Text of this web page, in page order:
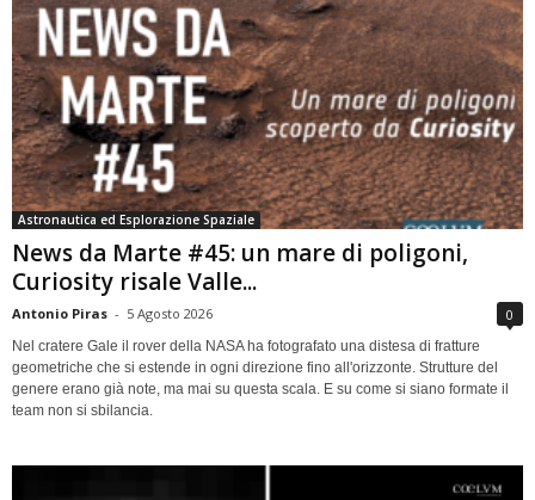
Astronautica ed Esplorazione Spaziale
News da Marte #45: un mare di poligoni,
Curiosity risale Valle...
Antonio Piras - 5 Agosto 2026 0
Nel cratere Gale il rover della NASA ha fotografato una distesa di fratture
geometriche che si estende in ogni direzione fino all'orizzonte. Strutture del
genere erano già note, ma mai su questa scala. E su come si siano formate il
team non si sbilancia.